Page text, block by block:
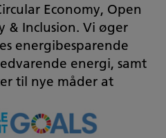
Economy, Open
& Inclusion. Vi øger
energibesparende
energi, samt
til nye måder at